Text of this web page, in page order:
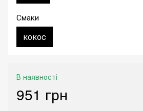
Смаки
кокос
В наявності
951 грн